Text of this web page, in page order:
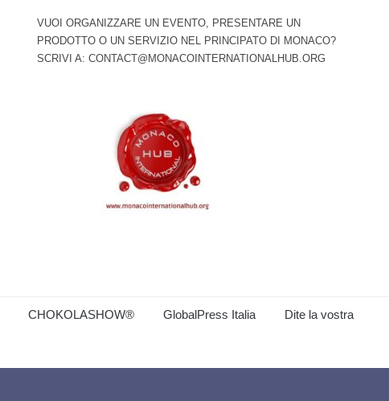
VUOI ORGANIZZARE UN EVENTO, PRESENTARE UN
PRODOTTO O UN SERVIZIO NEL PRINCIPATO DI MONACO?
SCRIVI A: CONTACT@MONACOINTERNATIONALHUB.ORG
CHOKOLASHOW® GlobalPress Italia Dite la vostra